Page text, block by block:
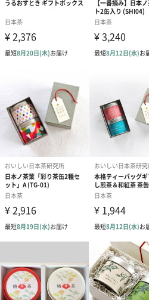
あり（280円）
メッセージカード（通常・写
誕生日や結婚祝い・出産祝いなど、
ードを同梱します。
メッセージカードや封筒のデザイン
す。
ード（680円）
写真付き
ード（
ンク（